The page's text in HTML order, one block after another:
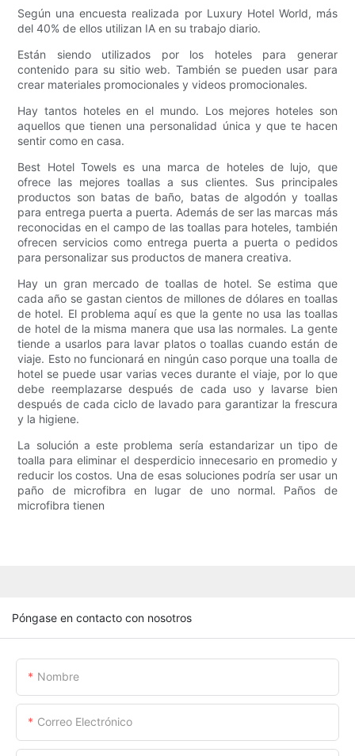
Según una encuesta realizada por Luxury Hotel World, más
del 40% de ellos utilizan IA en su trabajo diario.
Están siendo utilizados por los hoteles para generar
contenido para su sitio web. También se pueden usar para
crear materiales promocionales y videos promocionales.
Hay tantos hoteles en el mundo. Los mejores hoteles son
aquellos que tienen una personalidad única y que te hacen
sentir como en casa.
Best Hotel Towels es una marca de hoteles de lujo, que
ofrece las mejores toallas a sus clientes. Sus principales
productos son batas de baño, batas de algodón y toallas
para entrega puerta a puerta. Además de ser las marcas más
reconocidas en el campo de las toallas para hoteles, también
ofrecen servicios como entrega puerta a puerta o pedidos
para personalizar sus productos de manera creativa.
Hay un gran mercado de toallas de hotel. Se estima que
cada año se gastan cientos de millones de dólares en toallas
de hotel. El problema aquí es que la gente no usa las toallas
de hotel de la misma manera que usa las normales. La gente
tiende a usarlos para lavar platos o toallas cuando están de
viaje. Esto no funcionará en ningún caso porque una toalla de
hotel se puede usar varias veces durante el viaje, por lo que
debe reemplazarse después de cada uso y lavarse bien
después de cada ciclo de lavado para garantizar la frescura
y la higiene.
La solución a este problema sería estandarizar un tipo de
toalla para eliminar el desperdicio innecesario en promedio y
reducir los costos. Una de esas soluciones podría ser usar un
paño de microfibra en lugar de uno normal. Paños de
microfibra tienen
Póngase en contacto con nosotros
Nombre
Correo Electrónico